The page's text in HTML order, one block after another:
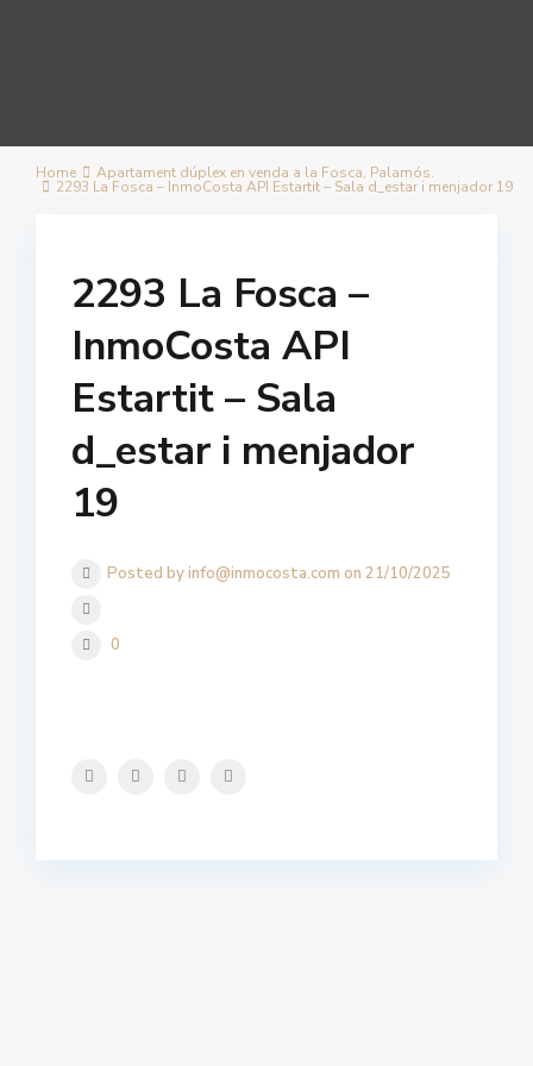
Home Apartament dúplex en venda a la Fosca, Palamós.
2293 La Fosca – InmoCosta API Estartit – Sala d_estar i menjador 19
2293 La Fosca –
InmoCosta API
Estartit – Sala
d_estar i menjador
19
Posted by info@inmocosta.com on 21/10/2025
0